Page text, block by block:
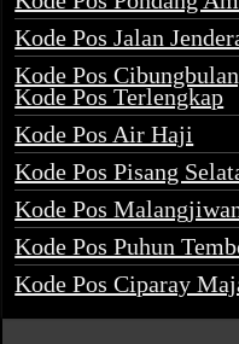
Kode Pos Jalan
Kode Pos
Kode Pos Terlengkap
Kode Pos Air Haji
Kode Pos Pisang
Kode Pos
Kode Pos Puhun
Kode Pos Ciparay